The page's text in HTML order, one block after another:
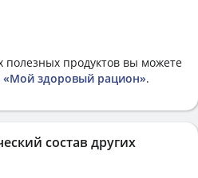
продуктов вы можете
«Мой здоровый рацион».
состав других